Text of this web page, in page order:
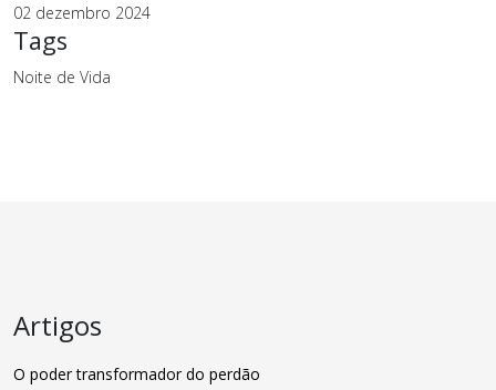
02 dezembro 2024
Tags
Noite de Vida
Artigos
O poder transformador do perdão